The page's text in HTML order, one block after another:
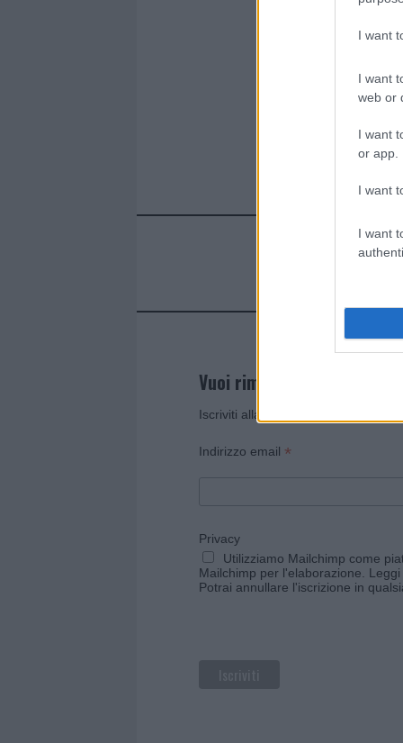
I want
I want
web or
I want
or app.
I want
I want
Vuoi rimanere sempre
Iscriviti alla newsletter di Gallura
Indirizzo email *
Privacy
Utilizziamo Mailchimp come
Mailchimp per l'elaborazione.
Potrai annullare l'iscrizione in